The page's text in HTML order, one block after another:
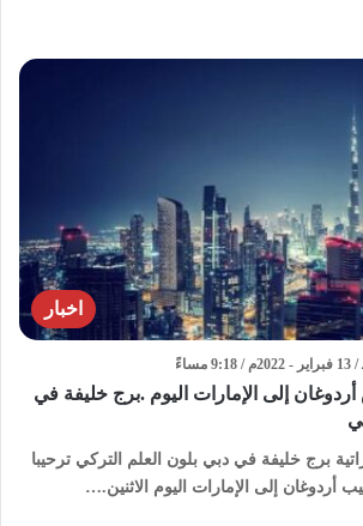
اخبار
أردوغان إلى الإمارات اليوم .برج خليفة في
برج خليفة في دبي بلون العلم التركي ترحيبا
أردوغان إلى الإمارات اليوم الاثنين.…